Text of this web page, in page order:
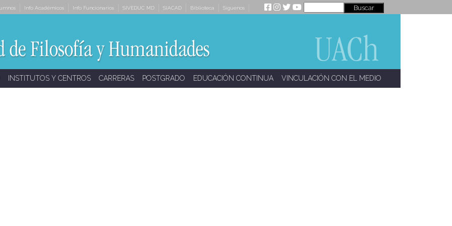
Info Académicos Info Funcionarios SIVEDUC MD SIACAD Biblioteca Síguenos
INSTITUTOS Y CENTROS CARRERAS POSTGRADO EDUCACIÓN CONTINUA VINCULACIÓN CON EL MEDIO